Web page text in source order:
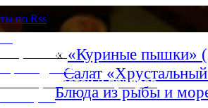
пряности
и диета
пряностей и приправ
калорий
по Rss
««Куриные пышки»
Салат
Блюда из рыбы и